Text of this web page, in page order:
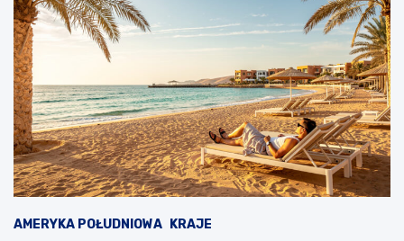
AMERYKA POŁUDNIOWA KRAJE